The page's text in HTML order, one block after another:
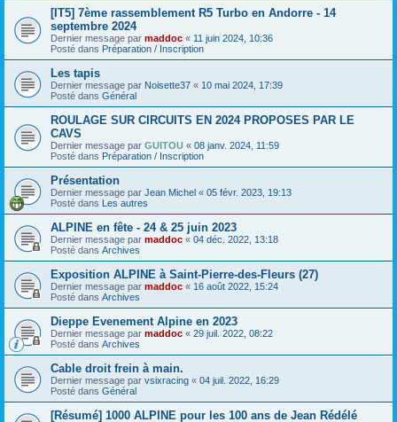
[IT5] 7ème rassemblement R5 Turbo en Andorre - 14
septembre 2024
Dernier message par maddoc « 11 juin 2024, 10:36
Posté dans Préparation / Inscription
Les tapis
Dernier message par Noisette37 « 10 mai 2024, 17:39
Posté dans Général
ROULAGE SUR CIRCUITS EN 2024 PROPOSES PAR LE
CAVS
Dernier message par GUITOU « 08 janv. 2024, 11:59
Posté dans Préparation / Inscription
Présentation
Dernier message par Jean Michel « 05 févr. 2023, 19:13
Posté dans Les autres
ALPINE en fête - 24 & 25 juin 2023
Dernier message par maddoc « 04 déc. 2022, 13:18
Posté dans Archives
Exposition ALPINE à Saint-Pierre-des-Fleurs (27)
Dernier message par maddoc « 16 août 2022, 15:24
Posté dans Archives
Dieppe Evenement Alpine en 2023
Dernier message par maddoc « 29 juil. 2022, 08:22
Posté dans Archives
Cable droit frein à main.
Dernier message par vsixracing « 04 juil. 2022, 16:29
Posté dans Général
[Résumé] 1000 ALPINE pour les 100 ans de Jean Rédélé